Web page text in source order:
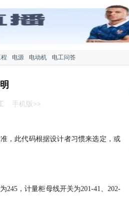
电源 电动机
电工问答
手机版>>
，此代码根据设计者习惯来选定，或
245，计量柜母线开关为201-41、202-